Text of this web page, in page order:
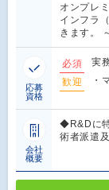
オンプレ
インフラ
きます。
応募
資格
必須
実
歓迎
・
会社
概要
◆R&Dに
術者派遣